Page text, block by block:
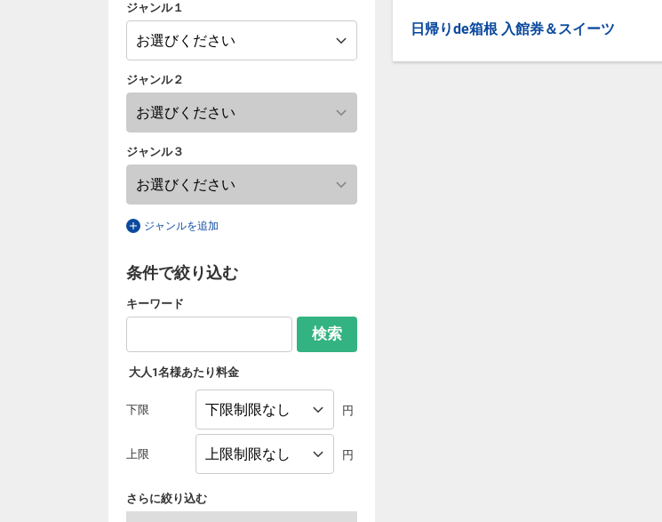
ジャンル１
ジャンル２
ジャンル３
ジャンルを追加
条件で絞り込む
キーワード
検索
大人1名様あたり料金
下限 円
上限 円
さらに絞り込む
日帰りde箱根 入館券＆スイーツ